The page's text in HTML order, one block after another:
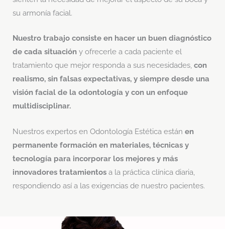
su armonía facial.
Nuestro trabajo consiste en hacer un buen diagnóstico
de cada situación y ofrecerle a cada paciente el
tratamiento que mejor responda a sus necesidades, con
realismo, sin falsas expectativas, y siempre desde una
visión facial de la odontología y con un enfoque
multidisciplinar.
Nuestros expertos en Odontología Estética están en
permanente formación en materiales, técnicas y
tecnología para incorporar los mejores y más
innovadores tratamientos a la práctica clínica diaria,
respondiendo así a las exigencias de nuestro pacientes.